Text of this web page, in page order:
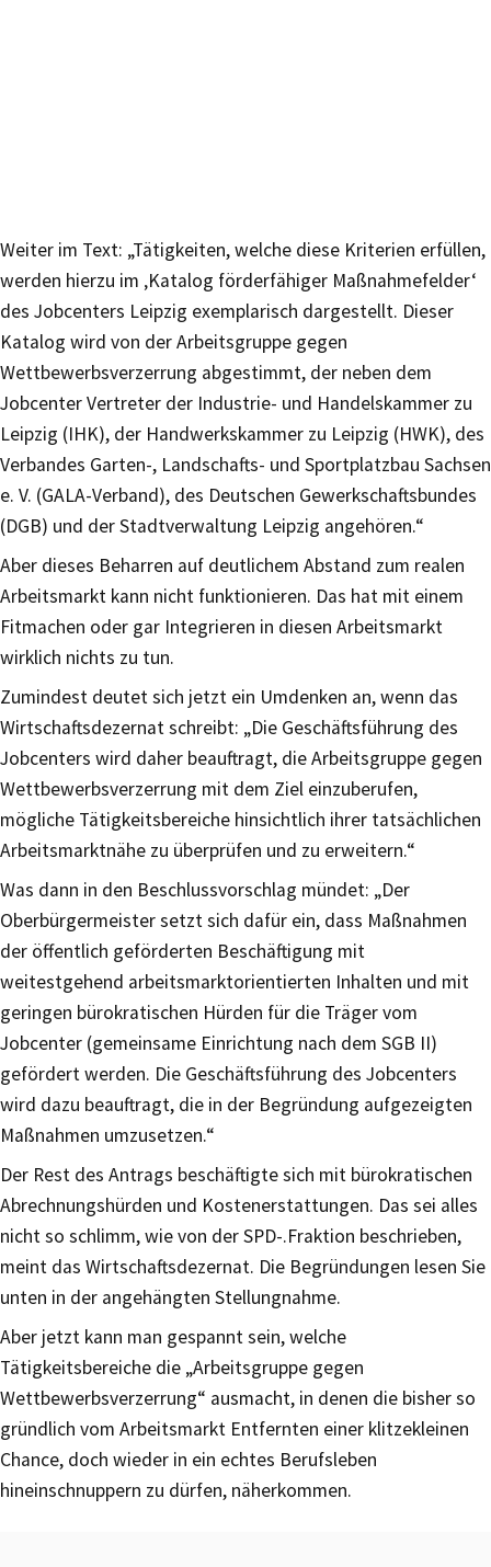
Weiter im Text: „Tätigkeiten, welche diese Kriterien erfüllen,
werden hierzu im ‚Katalog förderfähiger Maßnahmefelder‘
des Jobcenters Leipzig exemplarisch dargestellt. Dieser
Katalog wird von der Arbeitsgruppe gegen
Wettbewerbsverzerrung abgestimmt, der neben dem
Jobcenter Vertreter der Industrie- und Handelskammer zu
Leipzig (IHK), der Handwerkskammer zu Leipzig (HWK), des
Verbandes Garten-, Landschafts- und Sportplatzbau Sachsen
e. V. (GALA-Verband), des Deutschen Gewerkschaftsbundes
(DGB) und der Stadtverwaltung Leipzig angehören.“
Aber dieses Beharren auf deutlichem Abstand zum realen
Arbeitsmarkt kann nicht funktionieren. Das hat mit einem
Fitmachen oder gar Integrieren in diesen Arbeitsmarkt
wirklich nichts zu tun.
Zumindest deutet sich jetzt ein Umdenken an, wenn das
Wirtschaftsdezernat schreibt: „Die Geschäftsführung des
Jobcenters wird daher beauftragt, die Arbeitsgruppe gegen
Wettbewerbsverzerrung mit dem Ziel einzuberufen,
mögliche Tätigkeitsbereiche hinsichtlich ihrer tatsächlichen
Arbeitsmarktnähe zu überprüfen und zu erweitern.“
Was dann in den Beschlussvorschlag mündet: „Der
Oberbürgermeister setzt sich dafür ein, dass Maßnahmen
der öffentlich geförderten Beschäftigung mit
weitestgehend arbeitsmarktorientierten Inhalten und mit
geringen bürokratischen Hürden für die Träger vom
Jobcenter (gemeinsame Einrichtung nach dem SGB II)
gefördert werden. Die Geschäftsführung des Jobcenters
wird dazu beauftragt, die in der Begründung aufgezeigten
Maßnahmen umzusetzen.“
Der Rest des Antrags beschäftigte sich mit bürokratischen
Abrechnungshürden und Kostenerstattungen. Das sei alles
nicht so schlimm, wie von der SPD-.Fraktion beschrieben,
meint das Wirtschaftsdezernat. Die Begründungen lesen Sie
unten in der angehängten Stellungnahme.
Aber jetzt kann man gespannt sein, welche
Tätigkeitsbereiche die „Arbeitsgruppe gegen
Wettbewerbsverzerrung“ ausmacht, in denen die bisher so
gründlich vom Arbeitsmarkt Entfernten einer klitzekleinen
Chance, doch wieder in ein echtes Berufsleben
hineinschnuppern zu dürfen, näherkommen.